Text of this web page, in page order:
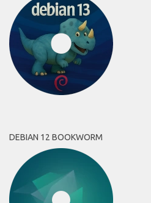
DEBIAN 12 BOOKWORM